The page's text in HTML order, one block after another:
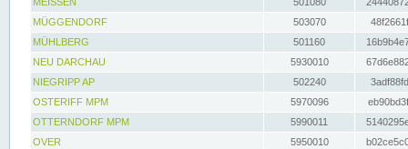
MÜGGENDORF
503070
MÜHLBERG
501160
NEU DARCHAU
5930010
NIEGRIPP AP
502240
OSTERIFF MPM
5970096
OTTERNDORF MPM
5990011
OVER
5950010